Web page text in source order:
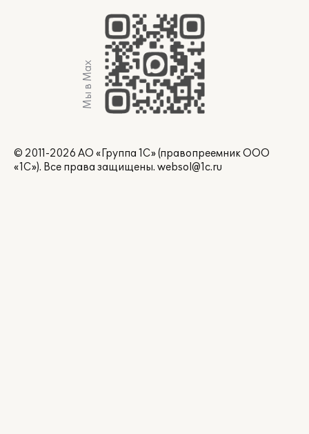
Мы в Max
© 2011-2026 АО «Группа 1С» (правопреемник ООО
«1С»). Все права защищены. websol@1c.ru